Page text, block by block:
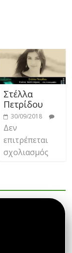
Στέλλα
Πετρίδου
30/09/2018
Δεν
επιτρέπεται
σχολιασμός